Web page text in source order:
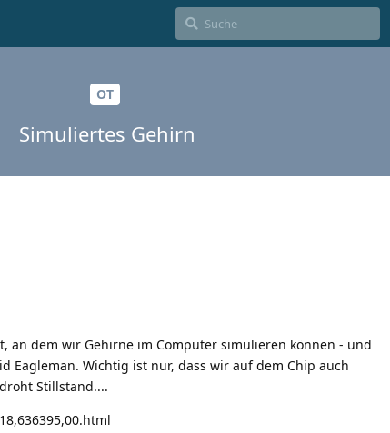
OT
Simuliertes Gehirn
an dem wir Gehirne im Computer simulieren können - und
Eagleman. Wichtig ist nur, dass wir auf dem Chip auch
Stillstand....